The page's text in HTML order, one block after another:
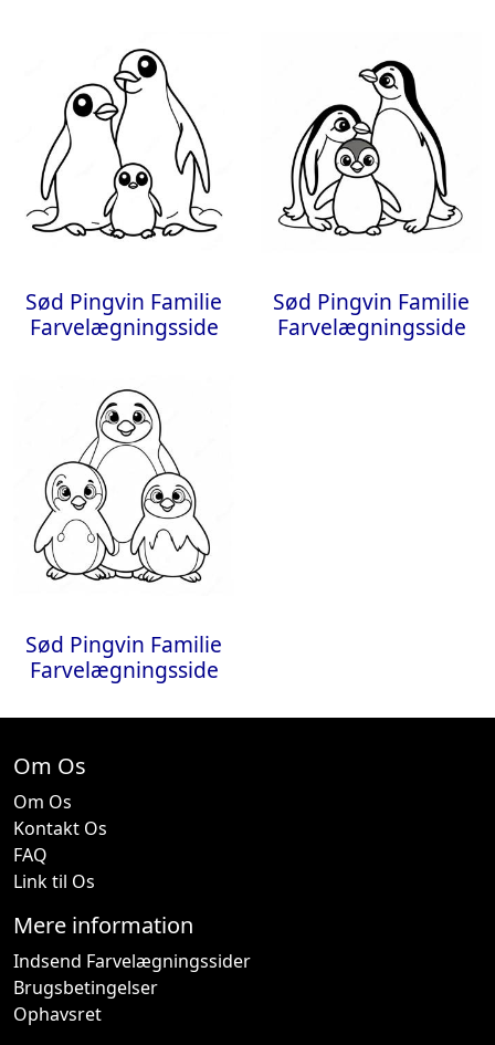
Sød Pingvin Familie
Farvelægningsside
Sød Pingvin Familie
Farvelægningsside
Sød Pingvin Familie
Farvelægningsside
Om Os
Om Os
Kontakt Os
FAQ
Link til Os
Mere information
Indsend Farvelægningssider
Brugsbetingelser
Ophavsret